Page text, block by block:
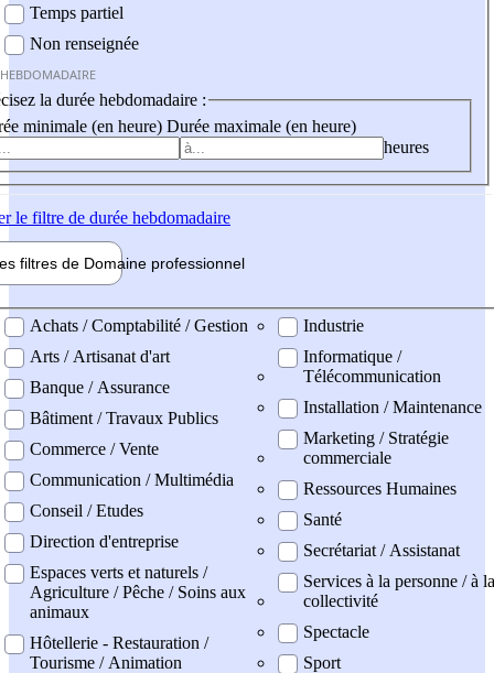
Temps partiel
Non renseignée
la durée hebdomadaire :
minimale (en heure) Durée maximale (en heure)
heures
le filtre de durée hebdomadaire
filtres de Domaine professionnel
professionel
Achats / Comptabilité / Gestion
Arts / Artisanat d'art
Banque / Assurance
Bâtiment / Travaux Publics
Commerce / Vente
Communication / Multimédia
Conseil / Etudes
Direction d'entreprise
Espaces verts et naturels /
Agriculture / Pêche / Soins aux
animaux
Hôtellerie - Restauration /
Tourisme / Animation
Industrie
Informatique /
Télécommunication
Installation / Maintenance
Marketing / Stratégie
commerciale
Ressources Humaines
Santé
Secrétariat / Assistanat
Services à la personne / à la
collectivité
Spectacle
Sport